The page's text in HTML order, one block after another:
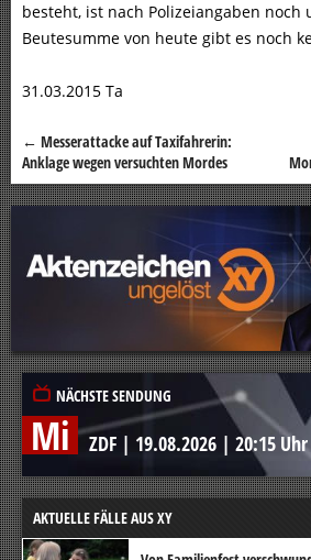
besteht, ist nach Polizeiangaben noch
Beutesumme von heute gibt es noch
31.03.2015 Ta
Beitragsnavigation
← Messerattacke auf Taxifahrerin:
Anklage wegen versuchten Mordes
NÄCHSTE SENDUNG
Mi ZDF | 19.08.2026 | 20:15 Uhr
AKTUELLE FÄLLE AUS XY